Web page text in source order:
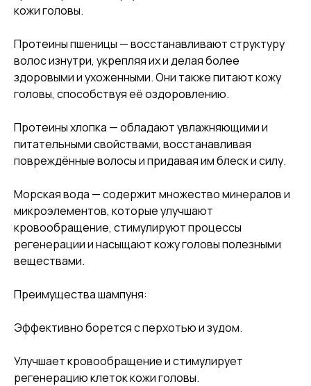
кожи головы.
Протеины пшеницы — восстанавливают структуру
волос изнутри, укрепляя их и делая более
здоровыми и ухоженными. Они также питают кожу
головы, способствуя её оздоровлению.
Протеины хлопка — обладают увлажняющими и
питательными свойствами, восстанавливая
повреждённые волосы и придавая им блеск и силу.
Морская вода — содержит множество минералов и
микроэлементов, которые улучшают
кровообращение, стимулируют процессы
регенерации и насыщают кожу головы полезными
веществами.
Преимущества шампуня:
Эффективно борется с перхотью и зудом.
Улучшает кровообращение и стимулирует
регенерацию клеток кожи головы.